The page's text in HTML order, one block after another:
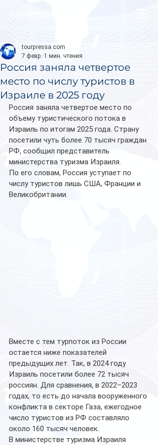
Россия заняла четвертое
место по числу туристов в
Израиле в 2025 году
tourpressa.com
7 февр. 1 мин. чтения
Россия заняла четвертое место по
объему туристического потока в
Израиль по итогам 2025 года. Страну
посетили чуть более 70 тысяч граждан
РФ, сообщил представитель
министерства туризма Израиля.
По его словам, Россия уступает по
числу туристов лишь США, Франции и
Великобритании.
Вместе с тем турпоток из России
остается ниже показателей
предыдущих лет. Так, в 2024 году
Израиль посетили более 72 тысяч
россиян. Для сравнения, в 2022–2023
годах, то есть до начала вооруженного
конфликта в секторе Газа, ежегодное
число туристов из РФ составляло
около 160 тысяч человек.
В министерстве туризма Израиля